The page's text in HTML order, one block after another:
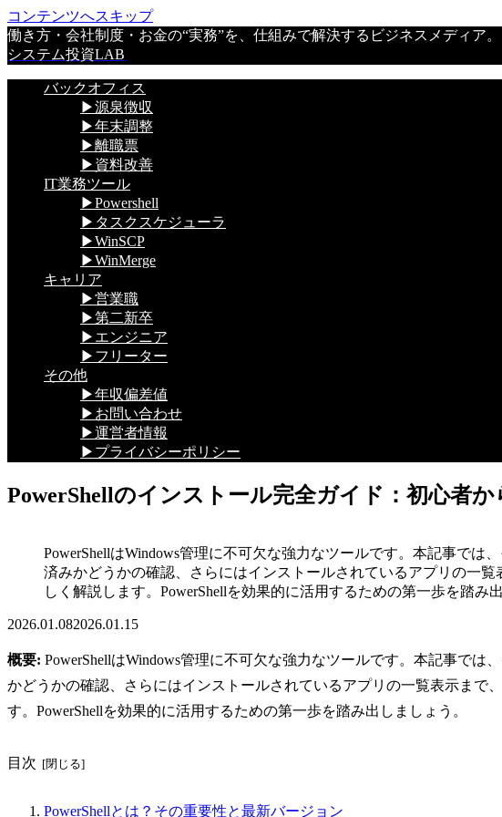
コンテンツへスキップ
働き方・会社制度・お金の“実務”を、仕組みで解決するビジネスメディア
システム投資LAB
バックオフィス
▶源泉徴収
▶年末調整
▶離職票
▶資料改善
IT業務ツール
▶Powershell
▶タスクスケジューラ
▶WinSCP
▶WinMerge
キャリア
▶営業職
▶第二新卒
▶エンジニア
▶フリーター
その他
▶年収偏差値
▶お問い合わせ
▶運営者情報
▶プライバシーポリシー
PowerShellのインストール完全ガイド：初心者
PowerShellはWindows管理に不可欠な強力なツールです。本記事では
済みかどうかの確認、さらにはインストールされているアプリの一
しく解説します。PowerShellを効果的に活用するための第一歩を踏み
2026.01.082026.01.15
概要: PowerShellはWindows管理に不可欠な強力なツールです。本記事では
かどうかの確認、さらにはインストールされているアプリの一覧表示まで
す。PowerShellを効果的に活用するための第一歩を踏み出しましょう。
目次
PowerShellとは？その重要性と最新バージョン